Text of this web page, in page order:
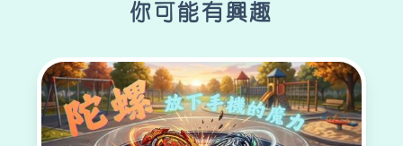
你可能有興趣